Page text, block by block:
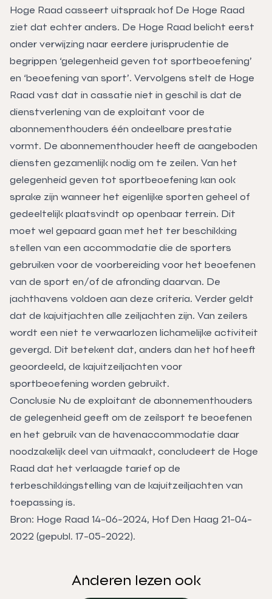
Hoge Raad casseert uitspraak hof De Hoge Raad
ziet dat echter anders. De Hoge Raad belicht eerst
onder verwijzing naar eerdere jurisprudentie de
begrippen ‘gelegenheid geven tot sportbeoefening’
en ‘beoefening van sport’. Vervolgens stelt de Hoge
Raad vast dat in cassatie niet in geschil is dat de
dienstverlening van de exploitant voor de
abonnementhouders één ondeelbare prestatie
vormt. De abonnementhouder heeft de aangeboden
diensten gezamenlijk nodig om te zeilen. Van het
gelegenheid geven tot sportbeoefening kan ook
sprake zijn wanneer het eigenlijke sporten geheel of
gedeeltelijk plaatsvindt op openbaar terrein. Dit
moet wel gepaard gaan met het ter beschikking
stellen van een accommodatie die de sporters
gebruiken voor de voorbereiding voor het beoefenen
van de sport en/of de afronding daarvan. De
jachthavens voldoen aan deze criteria. Verder geldt
dat de kajuitjachten alle zeiljachten zijn. Van zeilers
wordt een niet te verwaarlozen lichamelijke activiteit
gevergd. Dit betekent dat, anders dan het hof heeft
geoordeeld, de kajuitzeiljachten voor
sportbeoefening worden gebruikt.
Conclusie Nu de exploitant de abonnementhouders
de gelegenheid geeft om de zeilsport te beoefenen
en het gebruik van de havenaccommodatie daar
noodzakelijk deel van uitmaakt, concludeert de Hoge
Raad dat het verlaagde tarief op de
terbeschikkingstelling van de kajuitzeiljachten van
toepassing is.
Bron: Hoge Raad 14-06-2024, Hof Den Haag 21-04-
2022 (gepubl. 17-05-2022).
Anderen lezen ook